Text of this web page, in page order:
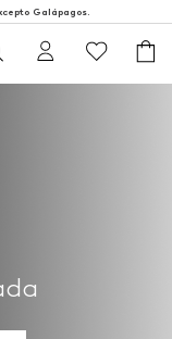
Galápagos.